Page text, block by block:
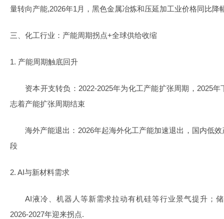
量转向产能,2026年1月，黑色金属冶炼和压延加工业价格同比降
三、化工行业：产能周期拐点+全球供给收缩
1. 产能周期触底回升
资本开支转负：2022-2025年为化工产能扩张周期，2025
志着产能扩张周期结束
海外产能退出：2026年起海外化工产能加速退出，国内低
段
2. AI与新材料需求
AI液冷、机器人等新需求拉动有机硅等行业景气提升；
2026-2027年迎来拐点.